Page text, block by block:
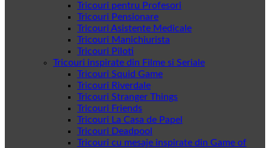
Tricouri pentru Profesori
Tricouri Pensionare
Tricouri Asistente Medicale
Tricouri Manichiurista
Tricouri Piloti
Tricouri inspirate din Filme si Seriale
Tricouri Squid Game
Tricouri Riverdale
Tricouri Stranger Things
Tricouri Friends
Tricouri La Casa de Papel
Tricouri Deadpool
Tricouri cu mesaje inspirate din Game of